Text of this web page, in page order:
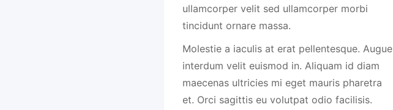
ullamcorper velit sed ullamcorper morbi
tincidunt ornare massa.
Molestie a iaculis at erat pellentesque. Augue
interdum velit euismod in. Aliquam id diam
maecenas ultricies mi eget mauris pharetra
et. Orci sagittis eu volutpat odio facilisis.